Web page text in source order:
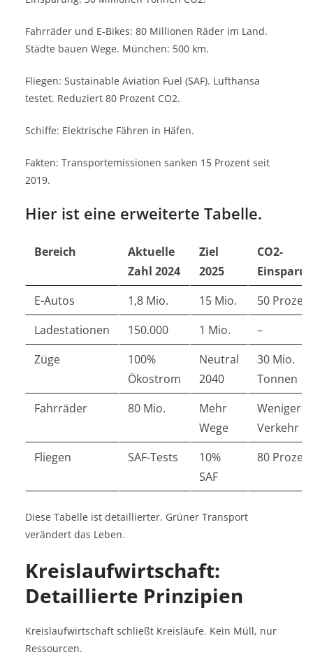
Fahrräder und E-Bikes: 80 Millionen Räder im Land.
Städte bauen Wege. München: 500 km.
Fliegen: Sustainable Aviation Fuel (SAF). Lufthansa
testet. Reduziert 80 Prozent CO2.
Schiffe: Elektrische Fähren in Häfen.
Fakten: Transportemissionen sanken 15 Prozent seit
2019.
Hier ist eine erweiterte Tabelle.
Bereich
Aktuelle
Zahl 2024
Ziel
2025
CO2-
E-Autos
1,8 Mio. 15 Mio.
50
Ladestationen
150.000 1 Mio.
–
Züge
100%
Ökostrom
Neutral
2040
30 Mio.
Tonnen
Fahrräder
80 Mio.
Mehr
Wege
Weniger
Verkehr
Fliegen
SAF-Tests
10%
SAF
80
Diese Tabelle ist detaillierter. Grüner Transport
verändert das Leben.
Kreislaufwirtschaft:
Detaillierte Prinzipien
Kreislaufwirtschaft schließt Kreisläufe. Kein Müll, nur
Ressourcen.